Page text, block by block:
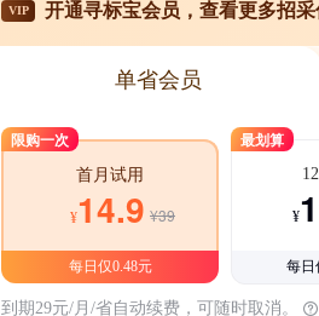
VIP 开通寻标宝会员，查看更多招采
单省会员
限购一次
首月试用
¥14.9 ¥39
每日仅0.48元
最划算
¥
每日
到期29元/月/省自动续费，可随时取消。